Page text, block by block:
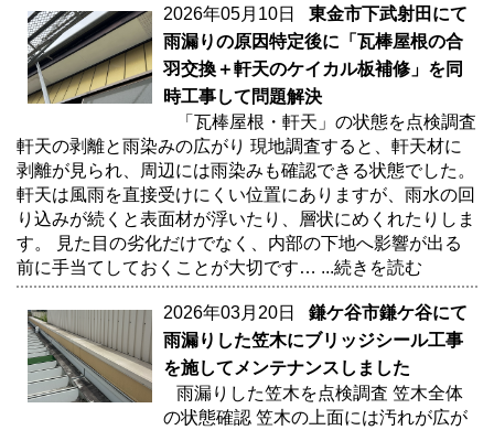
2026年05月10日 東金市下武射田にて
雨漏りの原因特定後に「瓦棒屋根の合
羽交換＋軒天のケイカル板補修」を同
時工事して問題解決
「瓦棒屋根・軒天」の状態を点検調査
軒天の剥離と雨染みの広がり 現地調査すると、軒天材に
剥離が見られ、周辺には雨染みも確認できる状態でした。
軒天は風雨を直接受けにくい位置にありますが、雨水の回
り込みが続くと表面材が浮いたり、層状にめくれたりしま
す。 見た目の劣化だけでなく、内部の下地へ影響が出る
前に手当てしておくことが大切です… ...続きを読む
2026年03月20日 鎌ケ谷市鎌ケ谷にて
雨漏りした笠木にブリッジシール工事
を施してメンテナンスしました
雨漏りした笠木を点検調査 笠木全体
の状態確認 笠木の上面には汚れが広が